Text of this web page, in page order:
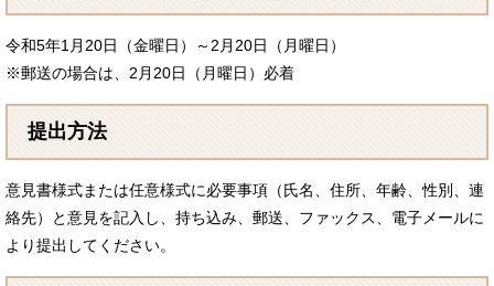
令和5年1月20日（金曜日）～2月20日（月曜日）
※郵送の場合は、2月20日（月曜日）必着
提出方法
意見書様式または任意様式に必要事項（氏名、住所、年齢、性別、連
絡先）と意見を記入し、持ち込み、郵送、ファックス、電子メールに
より提出してください。